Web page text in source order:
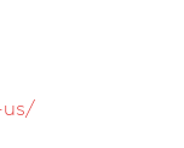
us/